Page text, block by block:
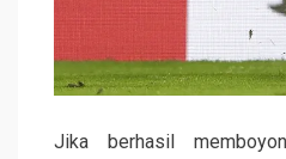
Jika berhasil